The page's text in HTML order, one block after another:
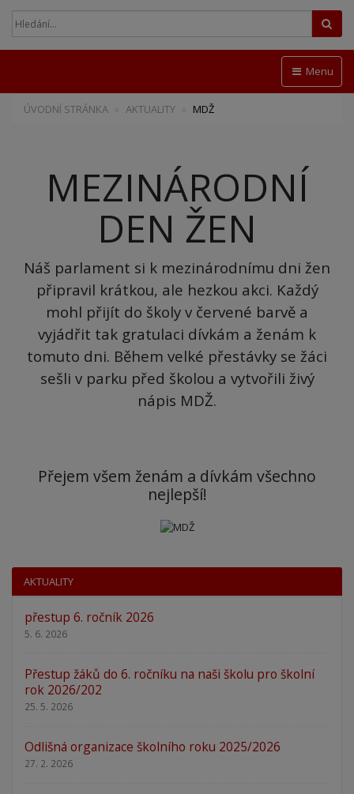
Menu
ÚVODNÍ STRÁNKA AKTUALITY MDŽ
MEZINÁRODNÍ
DEN ŽEN
Náš parlament si k mezinárodnímu dni žen
připravil krátkou, ale hezkou akci. Každý
mohl přijít do školy v červené barvě a
vyjádřit tak gratulaci dívkám a ženám k
tomuto dni. Během velké přestávky se žáci
sešli v parku před školou a vytvořili živý
nápis MDŽ.
Přejem všem ženám a dívkám všechno
nejlepší!
AKTUALITY
přestup 6. ročník 2026
5. 6. 2026
Přestup žáků do 6. ročníku na naši školu pro školní
rok 2026/202
25. 5. 2026
Odlišná organizace školního roku 2025/2026
27. 2. 2026